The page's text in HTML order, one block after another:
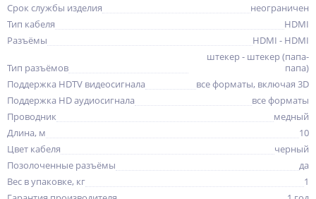
Срок службы изделия
неограничен
Тип кабеля
HDMI
Разъёмы
HDMI - HDMI
Тип разъёмов
штекер - штекер (папа-
папа)
Поддержка HDTV видеосигнала
все форматы, включая 3D
Поддержка HD аудиосигнала
все форматы
Проводник
медный
Длина, м
10
Цвет кабеля
черный
Позолоченные разъёмы
да
Вес в упаковке, кг
1